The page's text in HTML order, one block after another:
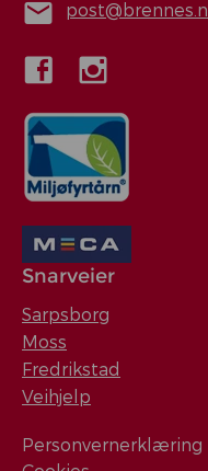
Snarveier
Sarpsborg
Moss
Fredrikstad
Veihjelp
Personvernerklæring